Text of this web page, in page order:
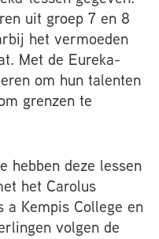
uit groep 7 en 8
het vermoeden
Met de Eureka-
om hun talenten
grenzen te
hebben deze lessen
het Carolus
a Kempis College en
volgen de